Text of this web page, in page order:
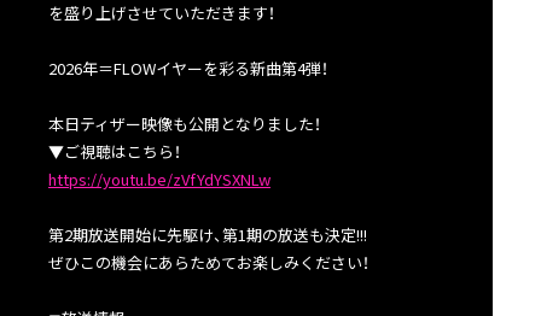
を盛り上げさせていただきます！
2026年＝FLOWイヤーを彩る新曲第4弾！
本日ティザー映像も公開となりました！
▼ご視聴はこちら！
https://youtu.be/zVfYdYSXNLw
第2期放送開始に先駆け、第1期の放送も決定!!!
ぜひこの機会にあらためてお楽しみください！